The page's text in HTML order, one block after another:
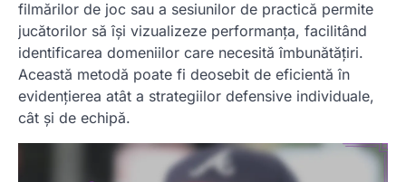
filmărilor de joc sau a sesiunilor de practică permite
jucătorilor să își vizualizeze performanța, facilitând
identificarea domeniilor care necesită îmbunătățiri.
Această metodă poate fi deosebit de eficientă în
evidențierea atât a strategiilor defensive individuale,
cât și de echipă.